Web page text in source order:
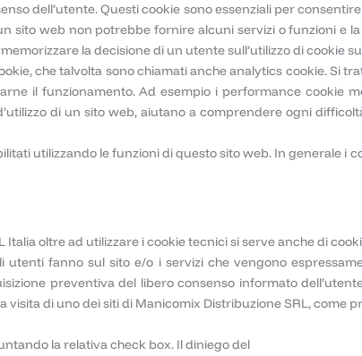
dell’utente. Questi cookie sono essenziali per
sito web non potrebbe fornire alcuni servizi o funzioni e
la decisione di un utente sull’utilizzo di cookie
che talvolta sono chiamati anche analytics cookie. Si
il funzionamento. Ad esempio i performance cookie
di un sito web, aiutano a comprendere ogni
utilizzando le funzioni di questo sito web. In generale
oltre ad utilizzare i cookie tecnici si serve anche di
fanno sul sito e/o i servizi che vengono
preventiva del libero consenso informato
di uno dei siti di Manicomix Distribuzione SRL, come
la relativa check box. Il diniego del